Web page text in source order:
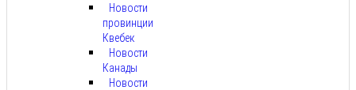
Новости
провинции
Квебек
Новости
Канады
Новости